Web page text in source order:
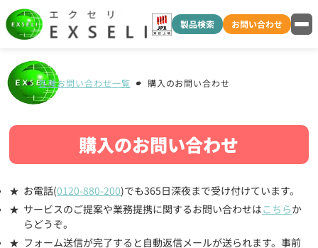
製品検索 お問い合わせ
各種お問い合わせ一覧 購入のお問い合わせ
購入のお問い合わせ
お電話(0120-880-200)でも365日深夜まで受け付けています。
サービスのご提案や業務提携に関するお問い合わせはこちらか
らどうぞ。
フォーム送信が完了すると自動返信メールが送られます。事前